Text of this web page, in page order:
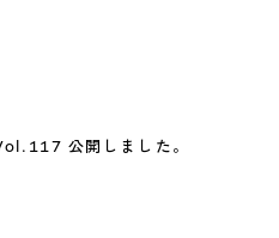
公開しました。